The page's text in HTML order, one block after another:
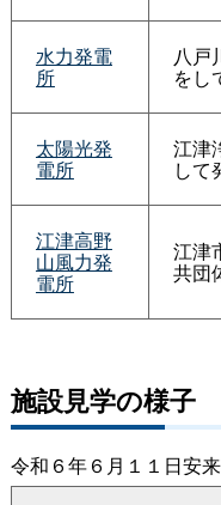
水力発電
所
八戸
をし
太陽光発
電所
江津
して
江津高野
山風力発
電所
江津
共団
施設見学の様子
令和６年６月１１日安